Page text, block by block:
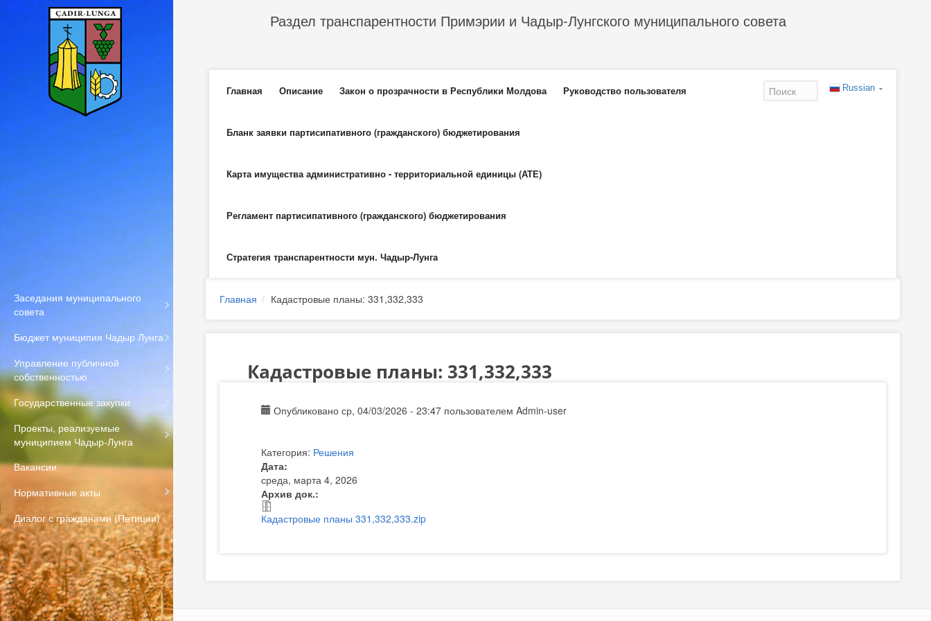
Перейти к основному содержанию
Раздел транспарентности Примэрии и Чадыр-Лунгского муниципального совета
Главное меню
Главная Описание Закон о прозрачности в Республики Молдова Руководство пользователя
Бланк заявки партисипативного (гражданского) бюджетирования
Карта имущества административно - территориальной единицы (АТЕ)
Регламент партисипативного (гражданского) бюджетирования
Стратегия транспарентности мун. Чадыр-Лунга
Russian
Заседания муниципального
совета
Бюджет муниципия Чадыр Лунга
Управление публичной
собственностью
Государственные закупки
Проекты, реализуемые
муниципием Чадыр-Лунга
Вакансии
Нормативные акты
Диалог с гражданами (Петиции)
Главная Кадастровые планы: 331,332,333
Кадастровые планы: 331,332,333
Опубликовано ср, 04/03/2026 - 23:47 пользователемAdmin-user
Категория: Решения
Дата:
среда, марта 4, 2026
Архив док.:
Кадастровые планы 331,332,333.zip